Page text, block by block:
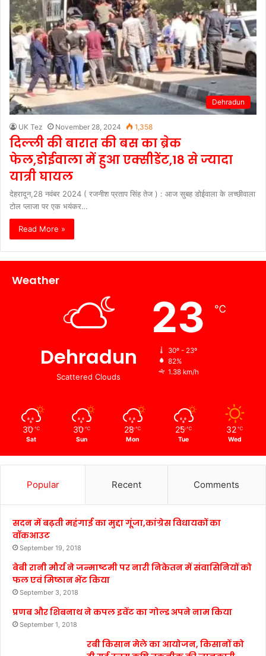
Dehradun
UK Tez November 28, 2024 1,358
दिल्ली की बारात की बस का ब्रेक
फेल,डोईवाला में हुआ एक्सीडेंट,18 से ज्यादा
यात्री घायल
देहरादून,28 नवंबर 2024 ( रजनीश प्रताप सिंह तेज ) : आज सुबह डोईवाला के लच्छीवाला
टोल प्लाजा पर एक भयंकर…
Read More »
Weather
Dehradun
Scattered Clouds
23 ℃
30º - 23º
82%
1.38 km/h
30 ℃
Sat
30 ℃
Sun
28 ℃
Mon
25 ℃
Tue
32 ℃
Wed
Popular Recent Comments
सदन में बढ़ती महंगाई का मुद्दा गूंजा,कांग्रेस विधायकों का
वॉकआउट
September 19, 2018
बेबी रानी मौर्य ने जन्माष्टमी पर नारी निकेतन में संवासिनियों को
फल एवं मिष्ठान भेंट किया
September 3, 2018
प्रणब और शिबनाथ ने कपल इवेंट का गोल्ड अपने नाम किया
September 1, 2018
रबी किसान मेले का आयोजन, किसानों को